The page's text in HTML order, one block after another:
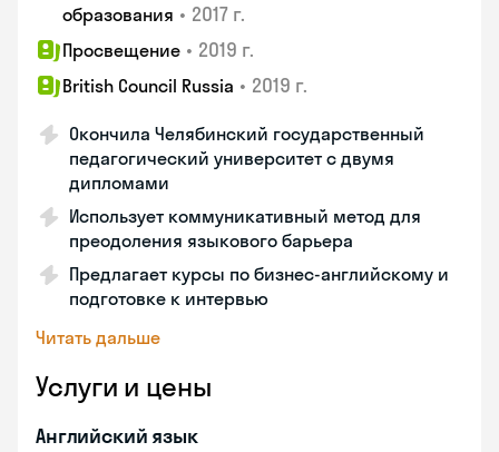
образования • 2017 г.
Просвещение • 2019 г.
British Council Russia • 2019 г.
Окончила Челябинский государственный
педагогический университет с двумя
дипломами
Использует коммуникативный метод для
преодоления языкового барьера
Предлагает курсы по бизнес-английскому и
подготовке к интервью
Читать дальше
Услуги и цены
Английский язык